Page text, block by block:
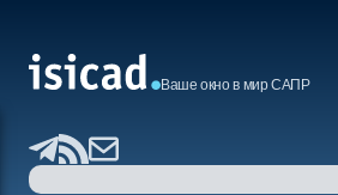
Ваше окно в мир САПР